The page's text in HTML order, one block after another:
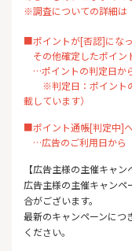
※調査についての詳細は
■ポイントが[否認]にな
その他確定したポイン
…ポイントの判定日か
※判定日：ポイントの
載しています）
■ポイント通帳[判定中]
…広告のご利用日から
【広告主様の主催キャン
広告主様の主催キャンペ
合がございます。
最新のキャンペーンにつ
ください。